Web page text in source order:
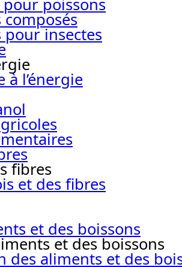
poissons
composés
pour insectes
à l’énergie
fibres
et des fibres
et des boissons
et des boissons
aliments et des